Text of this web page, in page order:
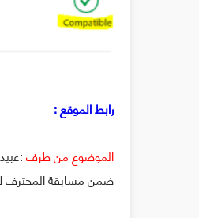
رابط الموقع :
الموضوع من طرف
ضمن مسابقة المحترف